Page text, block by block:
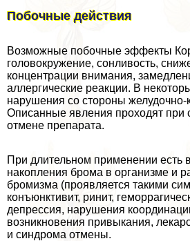
Побочные действия
Возможные побочные эффекты
головокружение, сонливость,
концентрации внимания,
аллергические реакции. В
нарушения со стороны желудочно-
Описанные явления проходят при
отмене препарата.
При длительном применении есть
накопления брома в организме и
бромизма (проявляется такими
конъюнктивит, ринит,
депрессия, нарушения
возникновения привыкания,
и синдрома отмены.